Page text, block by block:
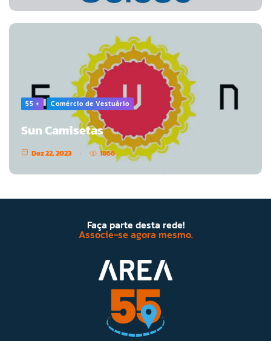
55 + Comércio de Vestuário
Sun Camisetas
Dez 22, 2023 1866
Faça parte desta rede!
Associe-se agora mesmo.